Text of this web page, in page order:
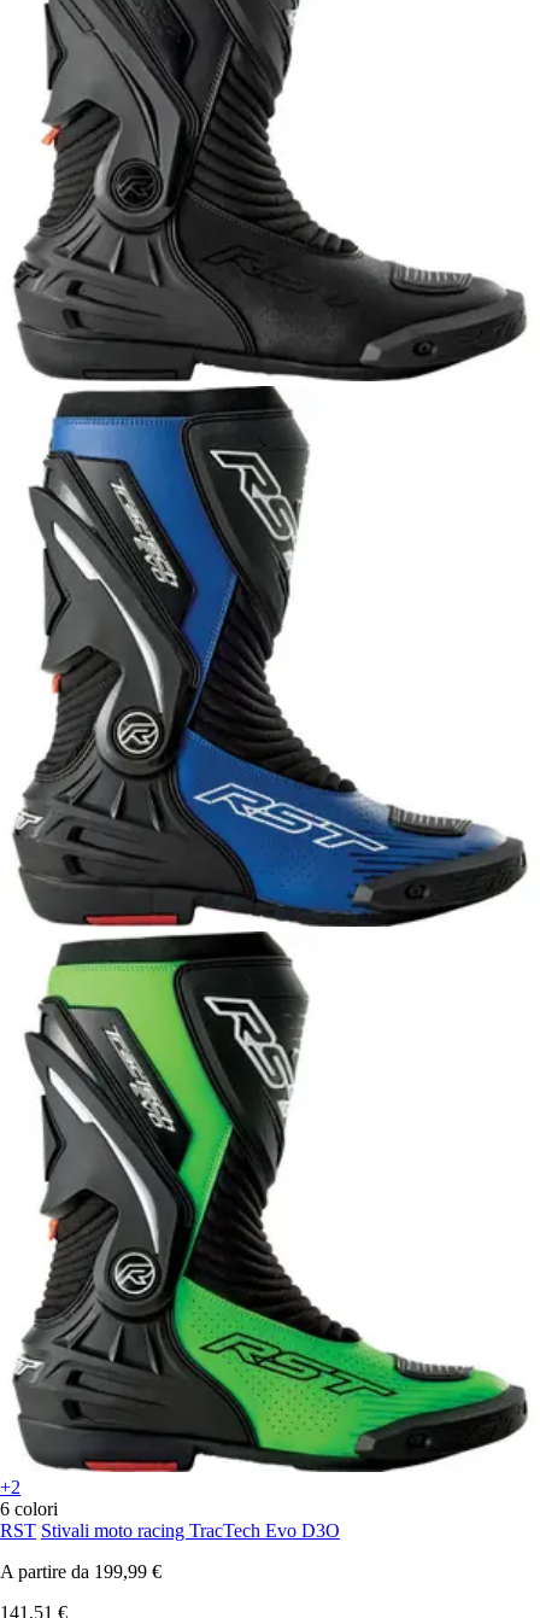
+2
6 colori
RST Stivali moto racing TracTech Evo D3O
A partire da 199,99 €
141,51 €